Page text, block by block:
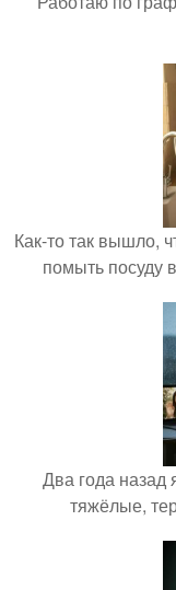
Как-то так вышло,
помыть посуду
Два года
тяжёлые,